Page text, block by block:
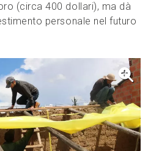
(circa 400 dollari), ma dà
personale nel futuro